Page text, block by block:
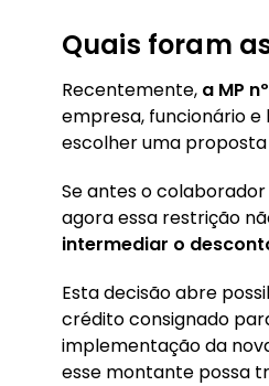
Quais foram
Recentemente, a MP
empresa, funcionário e
escolher uma
Se antes o
agora essa restrição
intermediar o
Esta decisão abre
crédito consignado
implementação da
esse montante possa